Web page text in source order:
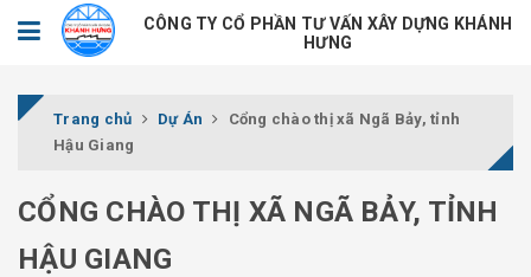
CÔNG TY CỔ PHẦN TƯ VẤN XÂY DỰNG KHÁNH
HƯNG
Trang chủ Dự Án
Cổng chào thị xã Ngã Bảy, tỉnh
Hậu Giang
CỔNG CHÀO THỊ XÃ NGÃ BẢY, TỈNH
HẬU GIANG